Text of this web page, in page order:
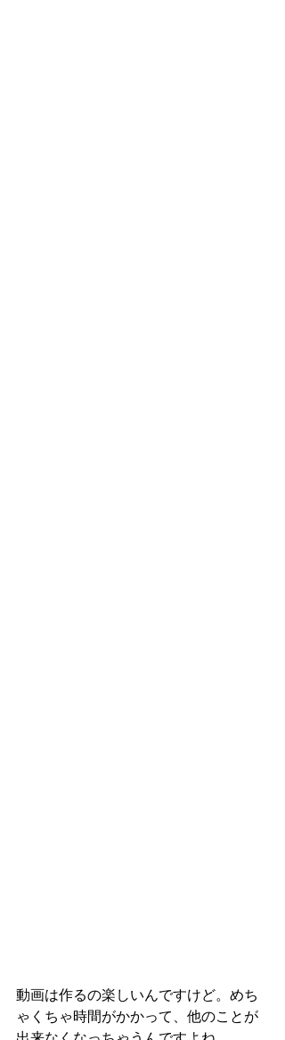
動画は作るの楽しいんですけど。めち
ゃくちゃ時間がかかって、他のことが